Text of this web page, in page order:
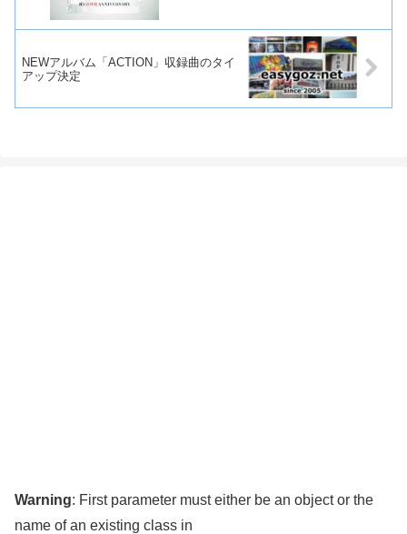
NEWアルバム「ACTION」収録曲のタイ
アップ決定
Warning: First parameter must either be an object or the
name of an existing class in